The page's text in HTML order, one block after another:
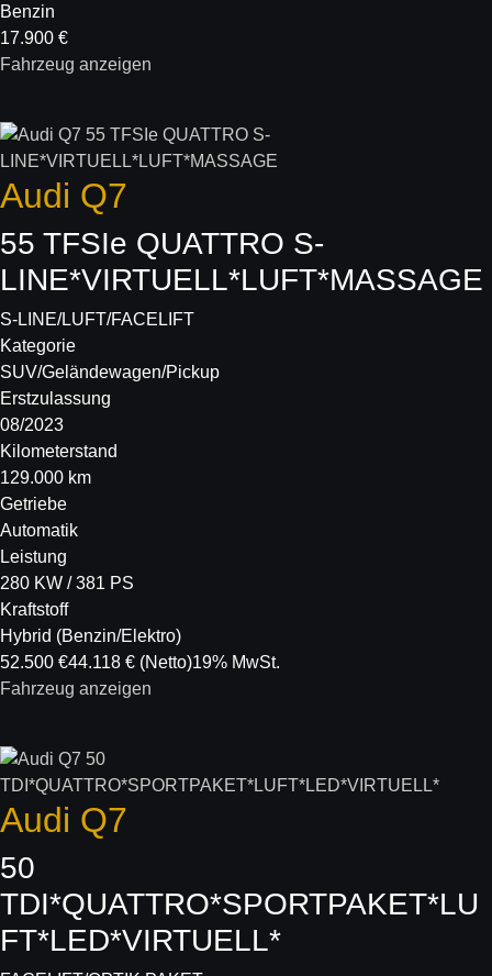
Benzin
17.900 €
Fahrzeug anzeigen
Audi Q7
55 TFSIe QUATTRO S-
LINE*VIRTUELL*LUFT*MASSAGE
S-LINE/LUFT/FACELIFT
Kategorie
SUV/Geländewagen/Pickup
Erstzulassung
08/2023
Kilometerstand
129.000 km
Getriebe
Automatik
Leistung
280 KW / 381 PS
Kraftstoff
Hybrid (Benzin/Elektro)
52.500 €44.118 € (Netto)19% MwSt.
Fahrzeug anzeigen
Audi Q7
50
TDI*QUATTRO*SPORTPAKET*LU
FT*LED*VIRTUELL*